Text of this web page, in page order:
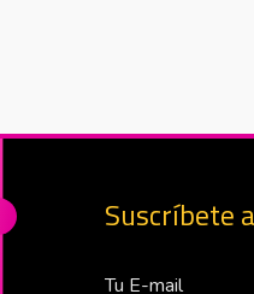
Suscríbete
Correo Electrónico